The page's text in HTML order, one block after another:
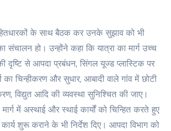
के साथ बैठक कर उनके सुझाव को भी
हो। उन्होंने कहा कि यात्रा का मार्ग उच्च
दृष्टि से आपदा प्रबंधन, सिंगल यूज्ड प्लास्टिक पर
का चिन्हीकरण और सुधार, आबादी वाले गांव में छोटी
विद्युत आदि की व्यवस्था सुनिश्चित की जाए।
में अस्थाई और स्थाई कार्यों को चिन्हित करते हुए
शुरू कराने के भी निर्देश दिए। आपदा विभाग को